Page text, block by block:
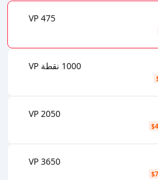
475 VP
1000 نقطة VP
2050 VP
3650 VP